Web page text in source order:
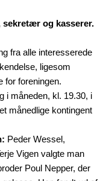
sekretær og kasserer.
fra alle interesserede
ligesom
for foreningen.
i måneden, kl. 19.30, i
månedlige kontingent
Peder Wessel,
Vigen valgte man
Poul Nepper, der